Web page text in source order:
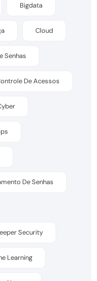
Bigdata
Cloud
Senhas
De Acessos
De Senhas
Security
Learning